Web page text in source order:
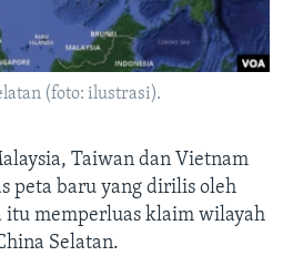
(foto: ilustrasi).
Taiwan dan Vietnam
peta baru yang dirilis oleh
itu memperluas klaim wilayah
Selatan.